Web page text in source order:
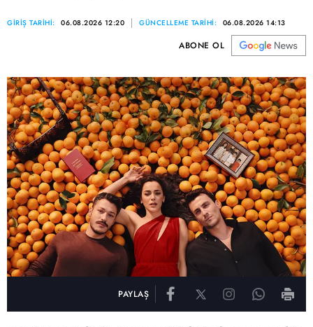
GİRİŞ TARİHİ: 06.08.2026 12:20 GÜNCELLEME TARİHİ: 06.08.2026 14:13
ABONE OL
PAYLAŞ